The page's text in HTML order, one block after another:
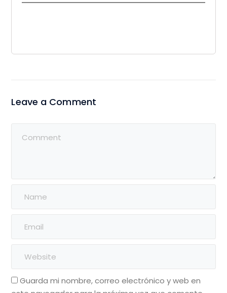
Leave a Comment
Guarda mi nombre, correo electrónico y web en